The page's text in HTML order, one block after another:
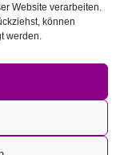
Website verarbeiten.
können
werden.
Impressum
WordPress and